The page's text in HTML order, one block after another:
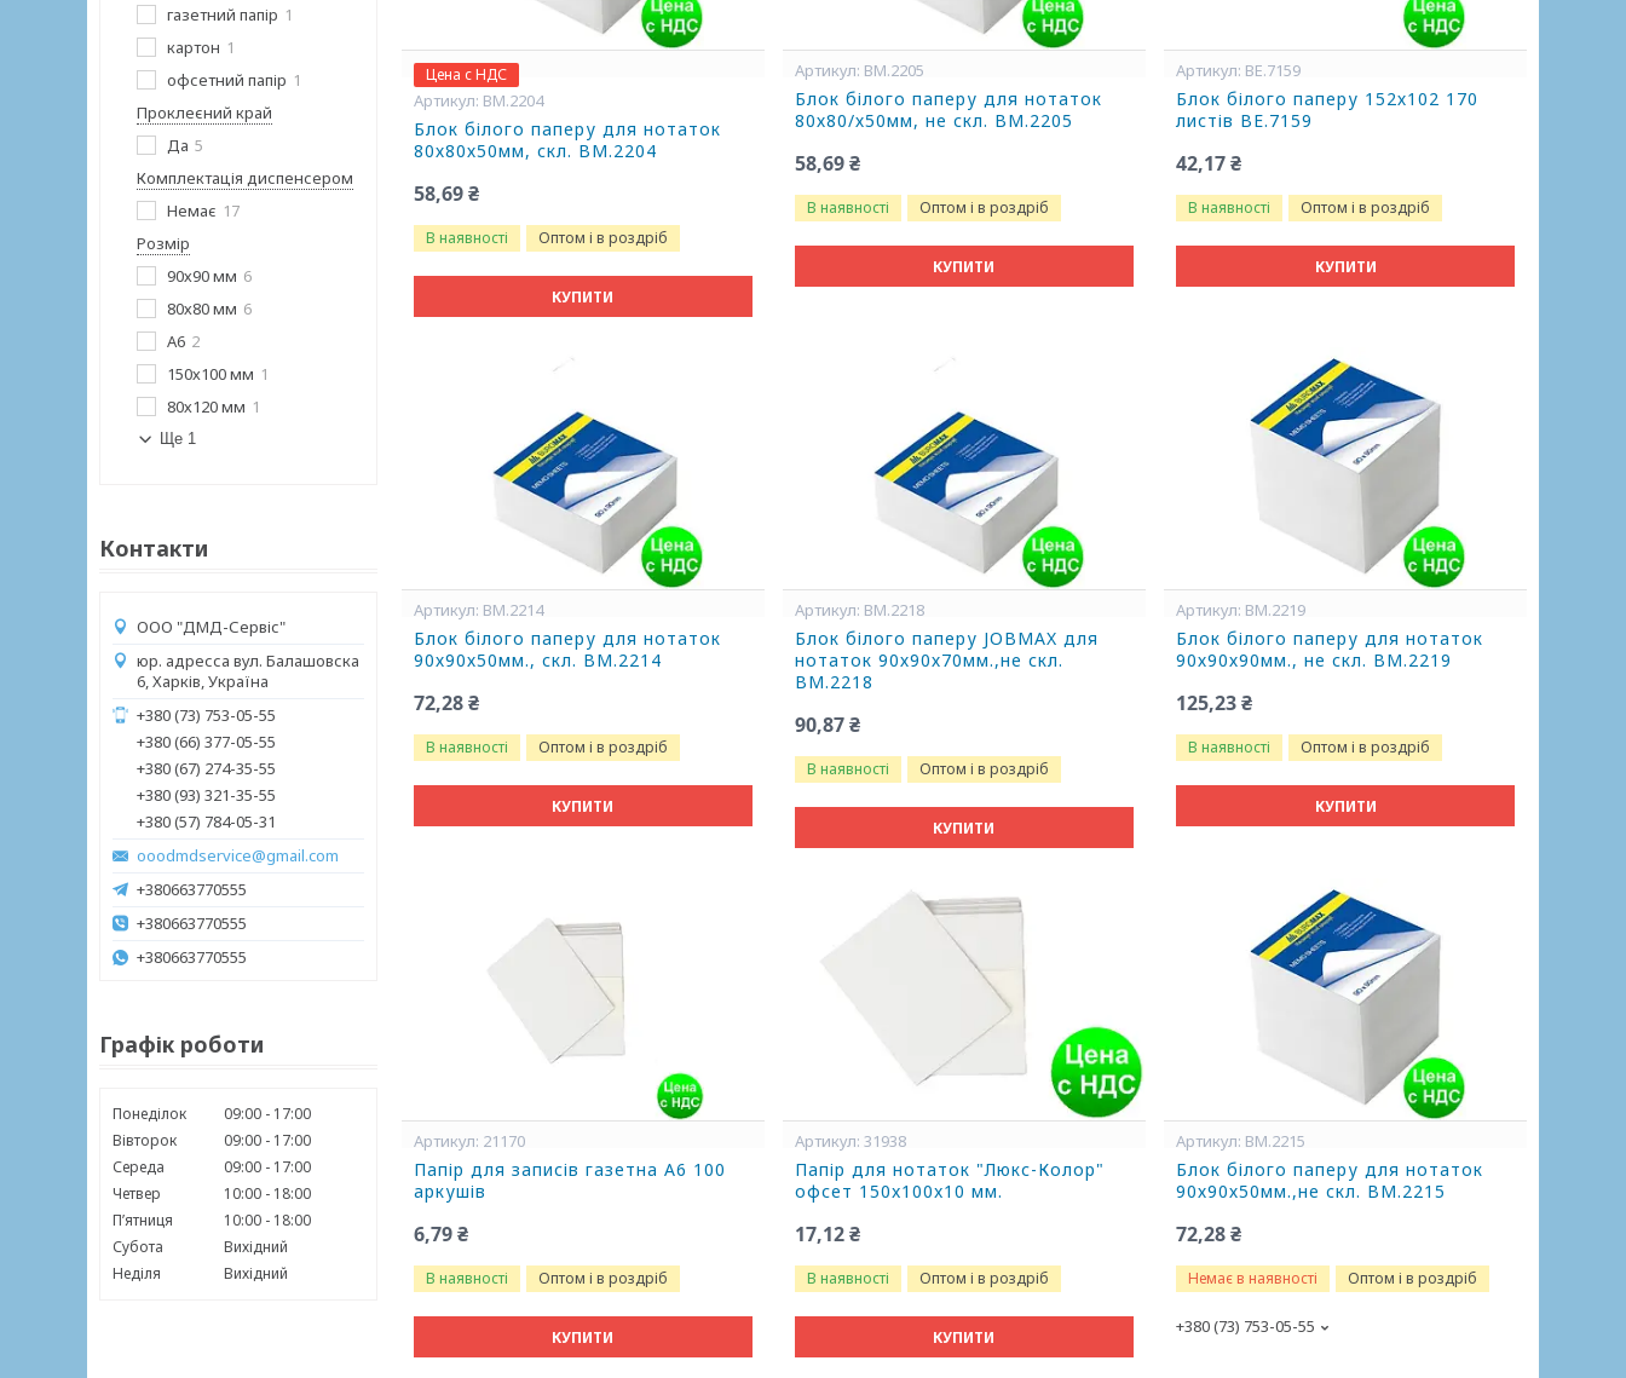
газетний папір 1
картон 1
офсетний папір 1
Проклеєний край
Да 5
Комплектація диспенсером
Немає 17
Розмір
90х90 мм 6
80х80 мм 6
А6 2
150х100 мм 1
80х120 мм 1
Ще 1
Контакти
ООО "ДМД-Сервіс"
юр. адресса вул. Балашовска
6, Харків, Україна
+380 (73) 753-05-55
+380 (66) 377-05-55
+380 (67) 274-35-55
+380 (93) 321-35-55
+380 (57) 784-05-31
ooodmdservice@gmail.com
+380663770555
+380663770555
+380663770555
Графік роботи
Понеділок 09:00
17:00
Вівторок
09:00
17:00
Середа
09:00
17:00
Четвер
10:00
18:00
Пʼятниця
10:00
18:00
Субота
Вихідний
Неділя
Вихідний
Цена с НДС
BM.2204
Блок білого паперу для нотаток
80х80х50мм, скл. BM.2204
58,69 ₴
В наявності Оптом і в роздріб
КУПИТИ
BM.2205
Блок білого паперу для нотаток
80х80/х50мм, не скл. BM.2205
58,69 ₴
В наявності Оптом і в роздріб
КУПИТИ
BE.7159
Блок білого паперу 152х102 170
листів BE.7159
42,17 ₴
В наявності Оптом і в роздріб
КУПИТИ
BM.2214
Блок білого паперу для нотаток
90х90х50мм., скл. BM.2214
72,28 ₴
В наявності Оптом і в роздріб
КУПИТИ
BM.2218
Блок білого паперу JOBMAX для
нотаток 90х90х70мм.,не скл.
BM.2218
90,87 ₴
В наявності Оптом і в роздріб
КУПИТИ
BM.2219
Блок білого паперу для нотаток
90х90х90мм., не скл. BM.2219
125,23 ₴
В наявності Оптом і в роздріб
КУПИТИ
21170
Папір для записів газетна А6 100
аркушів
6,79 ₴
В наявності Оптом і в роздріб
КУПИТИ
31938
Папір для нотаток "Люкс-Колор"
офсет 150x100x10 мм.
17,12 ₴
В наявності Оптом і в роздріб
КУПИТИ
BM.2215
Блок білого паперу для нотаток
90х90х50мм.,не скл. BM.2215
72,28 ₴
Немає в наявності Оптом і в роздріб
+380 (73) 753-05-55